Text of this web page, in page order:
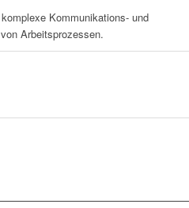
Kommunikations- und
Arbeitsprozessen.